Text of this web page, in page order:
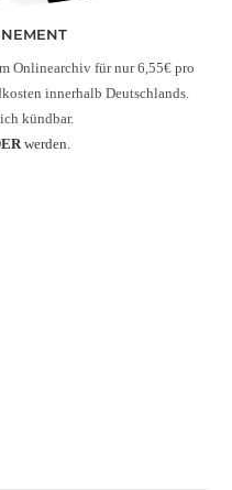
Onlinearchiv für nur 6,55€ pro
innerhalb Deutschlands.
kündbar.
werden.